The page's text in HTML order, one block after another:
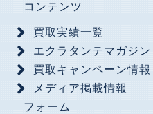
コンテンツ
買取実績一覧
エクラタンテマガジン
買取キャンペーン情報
メディア掲載情報
フォーム